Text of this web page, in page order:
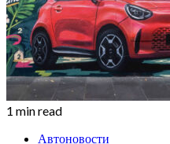
1 min read
Автоновости